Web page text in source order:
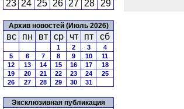
23 24 25 26 27 28 29
Архив новостей (Июль 2026)
вс пн вт ср чт пт сб
1 2 3
4
5
6 7 8 9 10
11
12
13 14 15 16 17
18
19
20 21 22 23 24
25
26
27 28 29 30 31
Эксклюзивная публикация